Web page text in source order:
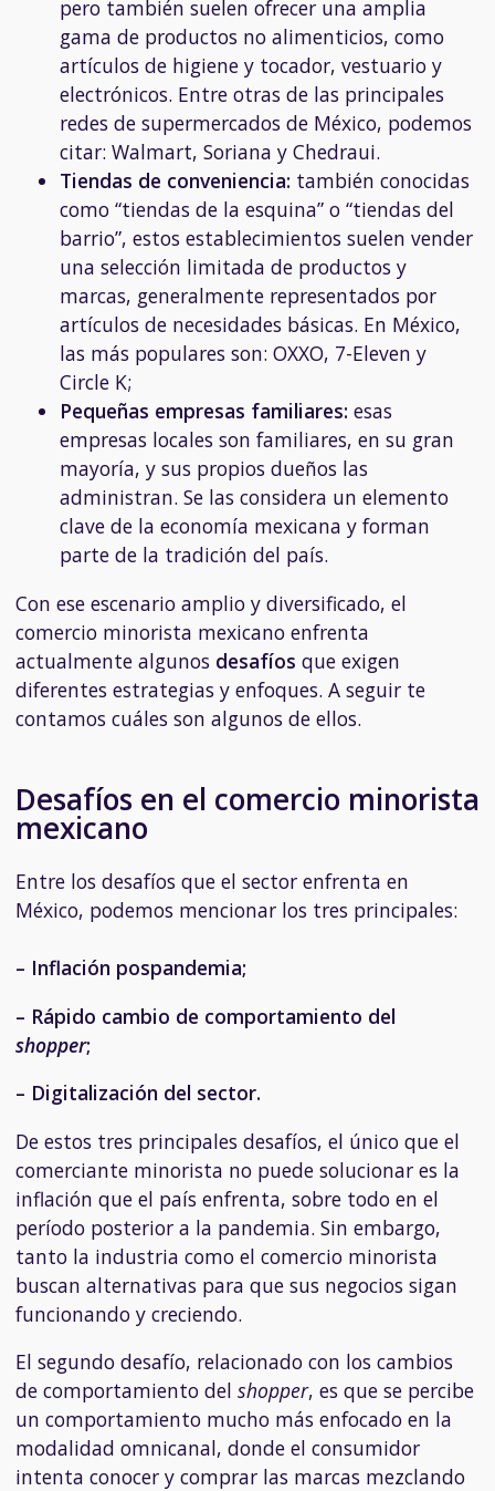
pero también suelen ofrecer una amplia
gama de productos no alimenticios, como
artículos de higiene y tocador, vestuario y
electrónicos. Entre otras de las principales
redes de supermercados de México, podemos
citar: Walmart, Soriana y Chedraui.
Tiendas de conveniencia: también conocidas
como “tiendas de la esquina” o “tiendas del
barrio”, estos establecimientos suelen vender
una selección limitada de productos y
marcas, generalmente representados por
artículos de necesidades básicas. En México,
las más populares son: OXXO, 7-Eleven y
Circle K;
Pequeñas empresas familiares: esas
empresas locales son familiares, en su gran
mayoría, y sus propios dueños las
administran. Se las considera un elemento
clave de la economía mexicana y forman
parte de la tradición del país.
Con ese escenario amplio y diversificado, el
comercio minorista mexicano enfrenta
actualmente algunos desafíos que exigen
diferentes estrategias y enfoques. A seguir te
contamos cuáles son algunos de ellos.
Desafíos en el comercio minorista
mexicano
Entre los desafíos que el sector enfrenta en
México, podemos mencionar los tres principales:
– Inflación pospandemia;
– Rápido cambio de comportamiento del
shopper;
– Digitalización del sector.
De estos tres principales desafíos, el único que el
comerciante minorista no puede solucionar es la
inflación que el país enfrenta, sobre todo en el
período posterior a la pandemia. Sin embargo,
tanto la industria como el comercio minorista
buscan alternativas para que sus negocios sigan
funcionando y creciendo.
El segundo desafío, relacionado con los cambios
de comportamiento del shopper, es que se percibe
un comportamiento mucho más enfocado en la
modalidad omnicanal, donde el consumidor
intenta conocer y comprar las marcas mezclando